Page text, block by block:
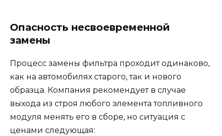
Опасность несвоевременной
замены
Процесс замены фильтра проходит одинаково,
как на автомобилях старого, так и нового
образца. Компания рекомендует в случае
выхода из строя любого элемента топливного
модуля менять его в сборе, но ситуация с
ценами следующая: